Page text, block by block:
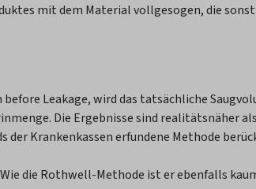
mit dem Material vollgesogen, die
Leakage, wird das tatsächliche
Die Ergebnisse sind realitätsnäher
der Krankenkassen erfundene Methode
die Rothwell-Methode ist er ebenfalls